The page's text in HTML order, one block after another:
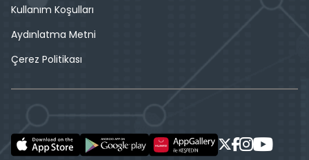
Kullanım Koşulları
Aydınlatma Metni
Çerez Politikası